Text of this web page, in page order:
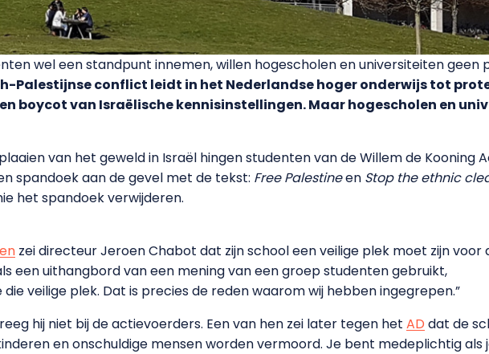
wel een standpunt innemen, willen hogescholen en universiteiten geen
Palestijnse conflict leidt in het Nederlandse hoger onderwijs tot
boycot van Israëlische kennisinstellingen. Maar hogescholen en
van het geweld in Israël hingen studenten van de Willem de Kooning
spandoek aan de gevel met de tekst: Free Palestineen Stop the ethnic
het spandoek verwijderen.
zei directeur Jeroen Chabot dat zijn school een veilige plek moet zijn voor
een uithangbord van een mening van een groep studenten gebruikt,
veilige plek. Dat is precies de reden waarom wij hebben ingegrepen.”
hij niet bij de actievoerders. Een van hen zei later tegen het AD dat de
en onschuldige mensen worden vermoord. Je bent medeplichtig